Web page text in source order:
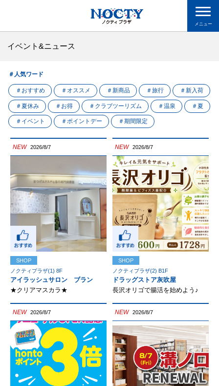
メニュー
イベント&ニュース
＃人気ワード
＃おすすめ ＃オススメ ＃新商品 ＃旅行 ＃新入荷
＃夏休み ＃お得 ＃クラブツーリズム ＃温泉 ＃夏
＃イベント ＃ポイントデー ＃期間限定
NEW 2026/8/7
SHOP
ノクティプラザ(1) 8F
アイラッシュサロン ブラン
★クリアマスカラ★
NEW 2026/8/7
SHOP
ノクティプラザ(2) B1F
ドラッグストア灰吹屋
長沢オリゴで腸活を始めよう♪
NEW 2026/8/7 NEW 2026/8/7